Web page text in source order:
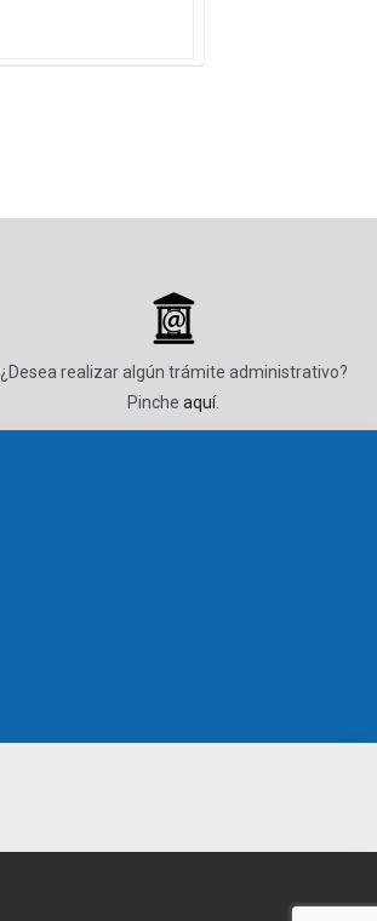
_
¿Desea realizar algún trámite administrativo?
Pinche aquí.